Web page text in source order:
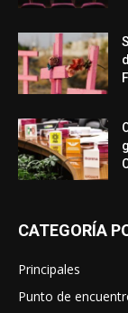
CATEGORÍA
Principales
Punto de